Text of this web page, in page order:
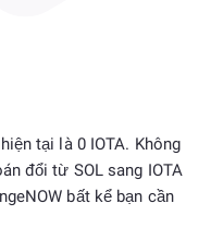
tại là 0 IOTA. Không
đổi từ SOL sang IOTA
bất kể bạn cần